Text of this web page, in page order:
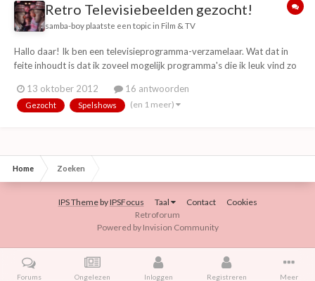
Retro Televisiebeelden gezocht!
samba-boy plaatste een topic in Film & TV
Hallo daar! Ik ben een televisieprogramma-verzamelaar. Wat dat in
feite inhoudt is dat ik zoveel mogelijk programma's die ik leuk vind zo
In de afgelopen 5 jaar ben ik intensief bezig geweest een goede
collectie op te bouwen in...
13 oktober 2012 16 antwoorden
Gezocht Spelshows (en 1 meer)
Home Zoeken
IPS ThemebyIPSFocus Taal Contact
Cookies
Retroforum
Powered by Invision Community
Forums Ongelezen Inloggen Registreren Meer